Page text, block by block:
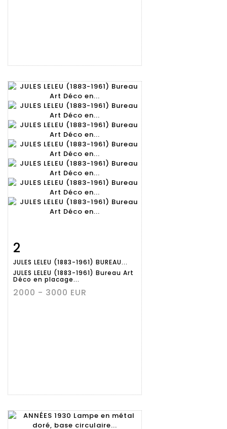
détaillée
2
JULES LELEU (1883-1961) BUREAU...
JULES LELEU (1883-1961) Bureau Art
Déco en placage...
2000 - 3000 EUR